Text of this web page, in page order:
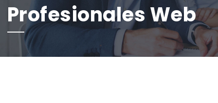
Profesionales Web